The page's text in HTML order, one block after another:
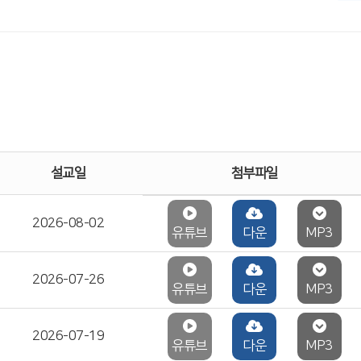
설교일 첨부파일
2026-08-02
유튜브 다운 MP3
2026-07-26
유튜브 다운 MP3
2026-07-19
유튜브 다운 MP3